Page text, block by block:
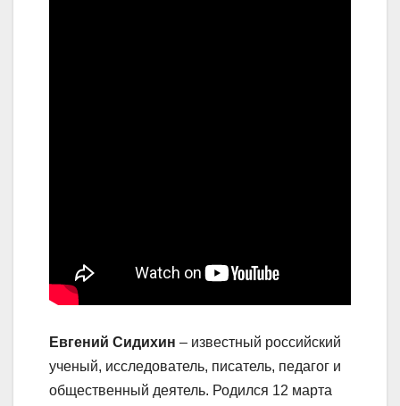
Евгений Сидихин – известный российский
ученый, исследователь, писатель, педагог и
общественный деятель. Родился 12 марта